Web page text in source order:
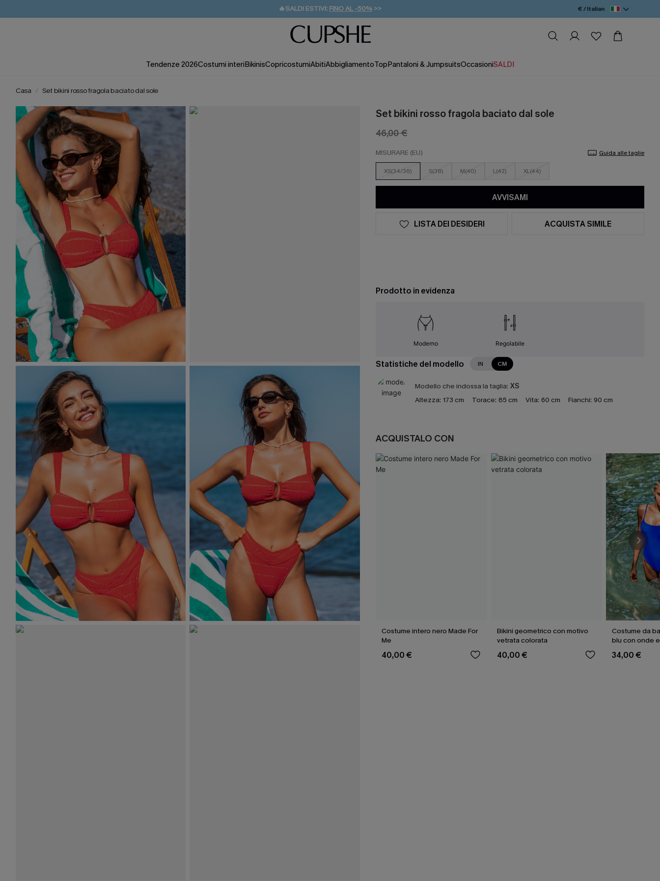
🔥SALDI ESTIVI: FINO AL -50% >>
🚚SPEDIZIONE GRATUITA DA 49€
💌REGALO PER I NUOVI: 20% DI SCONTO*
€ / Italian
Tendenze 2026Costumi interiBikinisCopricostumiAbitiAbbigliamentoTopPantaloni & JumpsuitsOccasioniSALDI
Casa Set bikini rosso fragola baciato dal sole
Set bikini rosso fragola baciato dal sole
46,00 €
MISURARE (EU) Guida alle taglie
XS(34/36) S(38) M(40) L(42) XL(44)
AVVISAMI
LISTA DEI DESIDERI ACQUISTA SIMILE
Prodotto in evidenza
Moderno Regolabile
Statistiche del modello IN CM
Modello che indossa la taglia: XS
Altezza: 173 cm Torace: 85 cm Vita: 60 cm Fianchi: 90 cm
ACQUISTALO CON
Costume intero nero Made For
Me
40,00 €
Bikini geometrico con motivo
vetrata colorata
40,00 €
Costume da
blu con onde
34,00 €